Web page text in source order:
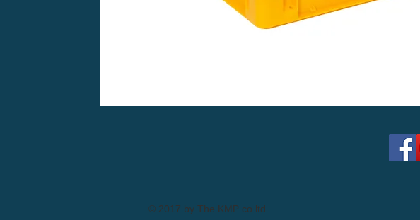
© 2017 by The KMP co.ltd